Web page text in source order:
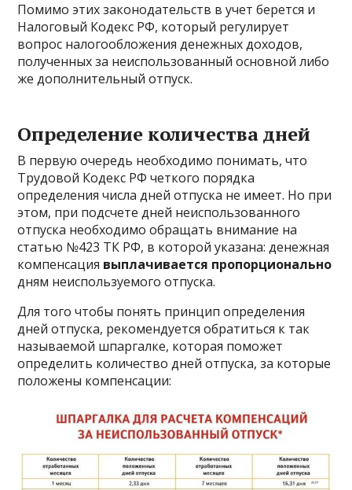
Помимо этих законодательств в учет берется и
Налоговый Кодекс РФ, который регулирует
вопрос налогообложения денежных доходов,
полученных за неиспользованный основной либо
же дополнительный отпуск.
Определение количества дней
В первую очередь необходимо понимать, что
Трудовой Кодекс РФ четкого порядка
определения числа дней отпуска не имеет. Но при
этом, при подсчете дней неиспользованного
отпуска необходимо обращать внимание на
статью №423 ТК РФ, в которой указана: денежная
компенсация выплачивается пропорционально
дням неиспользуемого отпуска.
Для того чтобы понять принцип определения
дней отпуска, рекомендуется обратиться к так
называемой шпаргалке, которая поможет
определить количество дней отпуска, за которые
положены компенсации: